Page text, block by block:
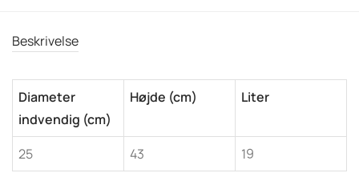
Beskrivelse
Diameter
indvendig (cm)
Højde (cm) Liter
25 43 19